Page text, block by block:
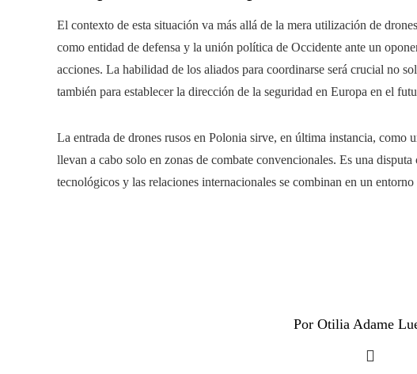
El contexto de esta situación va más allá de la mera utilización de
como entidad de defensa y la unión política de Occidente ante un
acciones. La habilidad de los aliados para coordinarse será crucial no
también para establecer la dirección de la seguridad en Europa en el
La entrada de drones rusos en Polonia sirve, en última instancia, como
llevan a cabo solo en zonas de combate convencionales. Es una
tecnológicos y las relaciones internacionales se combinan en un
Por Otilia Adame